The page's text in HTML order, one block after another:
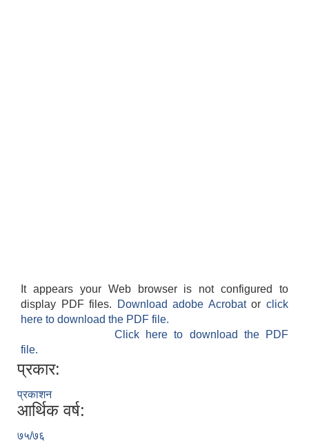
It appears your Web browser is not configured to
display PDF files.
Download adobe Acrobatorclick
here to download the PDF file.
Click here to download the PDF
file.
प्रकार:
प्रकाशन
आर्थिक वर्ष:
७५/७६